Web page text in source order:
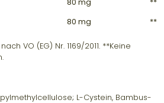
80 mg
**
80 mg **
VO (EG) Nr. 1169/2011. **Keine
L-Cystein, Bambus-